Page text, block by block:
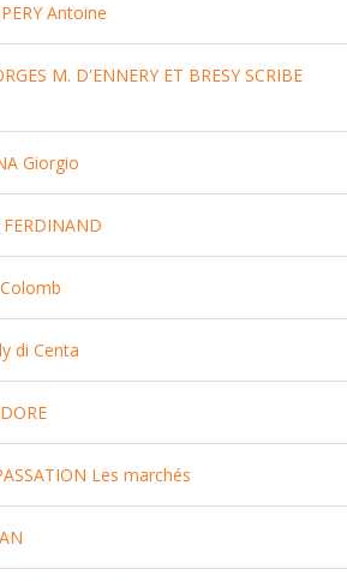
Antoine
M. D'ENNERY ET BRESY SCRIBE
Giorgio
FERDINAND
di Centa
Les marchés